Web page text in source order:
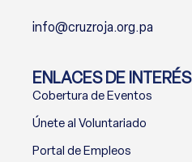
info@cruzroja.org.pa
ENLACES DE INTERÉS
Cobertura de Eventos
Únete al Voluntariado
Portal de Empleos